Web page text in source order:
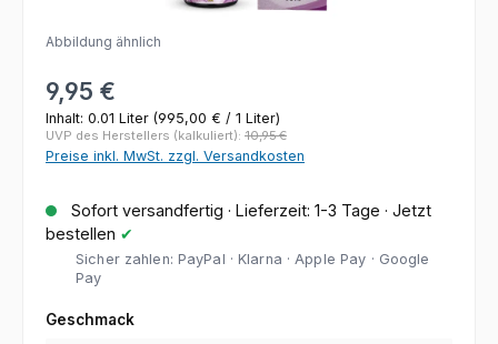
Abbildung ähnlich
Regulärer Preis:
9,95 €
Inhalt: 0.01 Liter (995,00 € / 1 Liter)
UVP des Herstellers (kalkuliert): 10,95 €
Preise inkl. MwSt. zzgl. Versandkosten
Sofort versandfertig · Lieferzeit: 1-3 Tage · Jetzt
bestellen ✔
Sicher zahlen: PayPal · Klarna · Apple Pay · Google
Pay
Geschmackauswählen